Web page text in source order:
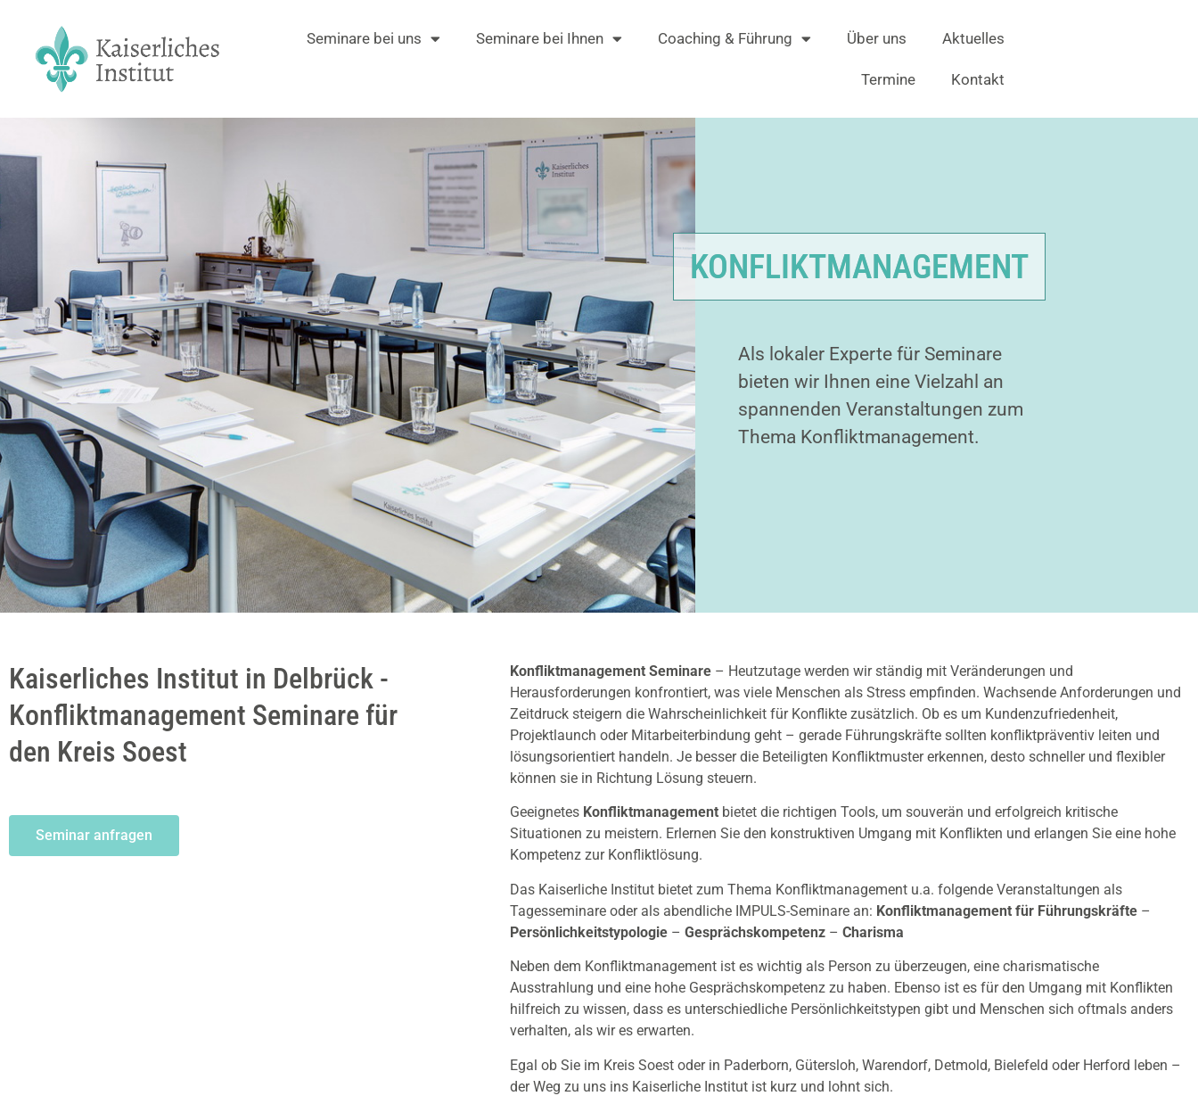
Seminare bei uns Seminare bei Ihnen Coaching & Führung Über uns Aktuelles
Termine Kontakt
KONFLIKTMANAGEMENT
Als lokaler Experte für Seminare
bieten wir Ihnen eine Vielzahl an
spannenden Veranstaltungen zum
Thema Konfliktmanagement.
Kaiserliches Institut in Delbrück -
Konfliktmanagement Seminare für
den Kreis Soest
Seminar anfragen
Konfliktmanagement Seminare– Heutzutage werden wir ständig mit Veränderungen und
Herausforderungen konfrontiert, was viele Menschen als Stress empfinden. Wachsende Anforderungen und
Zeitdruck steigern die Wahrscheinlichkeit für Konflikte zusätzlich. Ob es um Kundenzufriedenheit,
Projektlaunch oder Mitarbeiterbindung geht – gerade Führungskräfte sollten konfliktpräventiv leiten und
lösungsorientiert handeln. Je besser die Beteiligten Konfliktmuster erkennen, desto schneller und flexibler
können sie in Richtung Lösung steuern.
Geeignetes Konfliktmanagementbietet die richtigen Tools, um souverän und erfolgreich kritische
Situationen zu meistern. Erlernen Sie den konstruktiven Umgang mit Konflikten und erlangen Sie eine hohe
Kompetenz zur Konfliktlösung.
Das Kaiserliche Institut bietet zum Thema Konfliktmanagement u.a. folgende Veranstaltungen als
Tagesseminare oder als abendliche IMPULS-Seminare an: Konfliktmanagement für Führungskräfte–
Persönlichkeitstypologie– Gesprächskompetenz– Charisma
Neben dem Konfliktmanagement ist es wichtig als Person zu überzeugen, eine charismatische
Ausstrahlung und eine hohe Gesprächskompetenz zu haben. Ebenso ist es für den Umgang mit Konflikten
hilfreich zu wissen, dass es unterschiedliche Persönlichkeitstypen gibt und Menschen sich oftmals anders
verhalten, als wir es erwarten.
Egal ob Sie im Kreis Soest oder in Paderborn, Gütersloh, Warendorf, Detmold, Bielefeld oder Herford leben –
der Weg zu uns ins Kaiserliche Institut ist kurz und lohnt sich.